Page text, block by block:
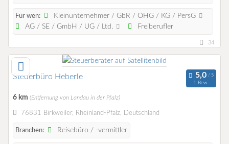
Für wen:
Kleinunternehmer / GbR / OHG / KG / PersG
AG / SE / GmbH / UG / Ltd.
Freiberufler
34
Steuerbüro Heberle
1 Bew.
6 km (Entfernung von Landau in der Pfalz)
76831 Birkweiler, Rheinland-Pfalz, Deutschland
Branchen: Reisebüro / -vermittler